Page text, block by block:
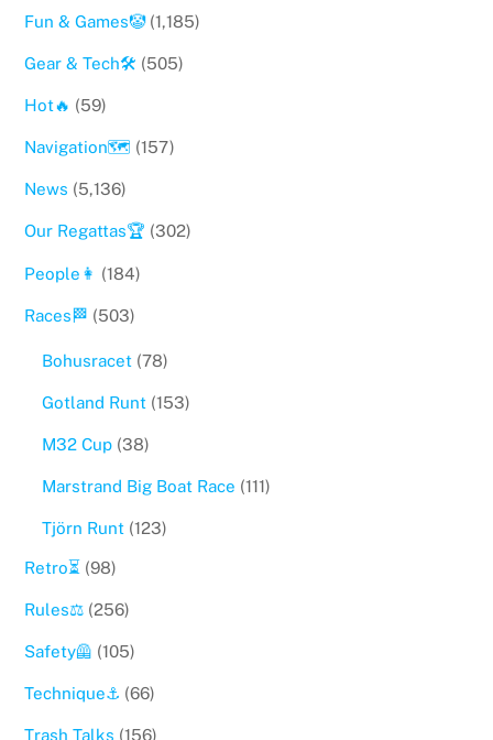
Fun & Games🤡(1,185)
Gear & Tech🛠 (505)
Hot🔥 (59)
Navigation🗺 (157)
News (5,136)
Our Regattas🏆 (302)
People👩 (184)
Races🏁 (503)
Bohusracet(78)
Gotland Runt(153)
M32 Cup(38)
Marstrand Big Boat Race (111)
Tjörn Runt(123)
Retro⏳ (98)
Rules⚖️ (256)
Safety🦺 (105)
Technique⚓️ (66)
Trash Talks (156)